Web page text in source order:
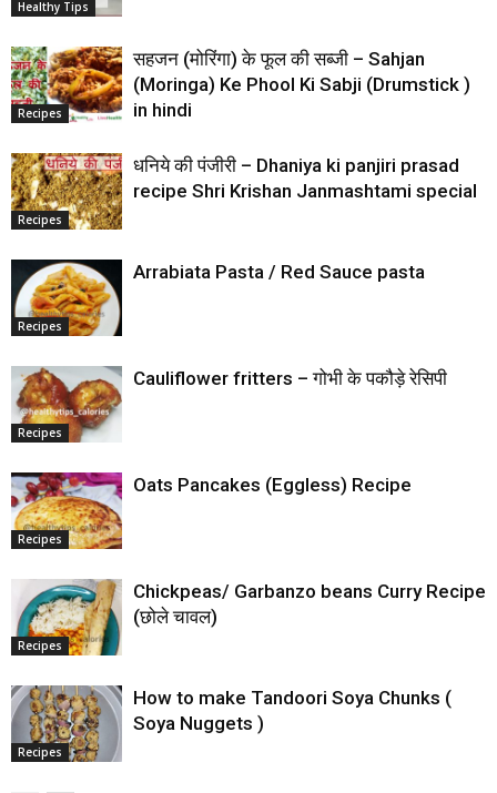
Healthy Tips
Recipes
सहजन (मोरिंगा) के फूल की सब्जी – Sahjan
(Moringa) Ke Phool Ki Sabji (Drumstick )
in hindi
Recipes
धनिये की पंजीरी – Dhaniya ki panjiri prasad
recipe Shri Krishan Janmashtami special
Recipes
Arrabiata Pasta / Red Sauce pasta
Recipes
Cauliflower fritters – गोभी के पकौड़े रेसिपी
Recipes
Oats Pancakes (Eggless) Recipe
Recipes
Chickpeas/ Garbanzo beans Curry Recipe
(छोले चावल)
Recipes
How to make Tandoori Soya Chunks (
Soya Nuggets )